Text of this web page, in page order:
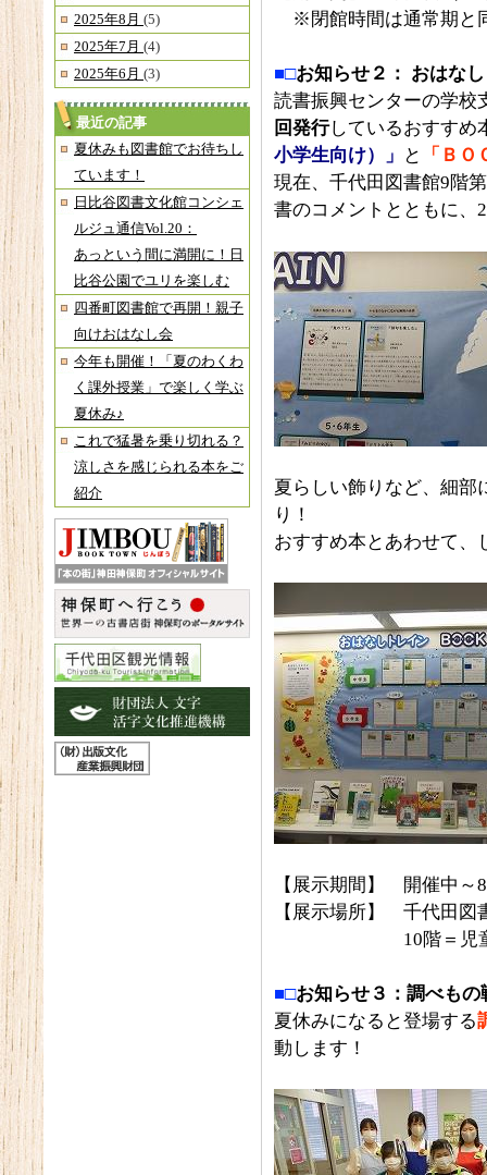
2025年8月 (5)
2025年7月 (4)
2025年6月 (3)
最近の記事
夏休みも図書館でお待ちし
ています！
日比谷図書文化館コンシェ
ルジュ通信Vol.20：
あっという間に満開に！日
比谷公園でユリを楽しむ
四番町図書館で再開！親子
向けおはなし会
今年も開催！「夏のわくわ
く課外授業」で楽しく学ぶ
夏休み♪
これで猛暑を乗り切れる？
涼しさを感じられる本をご
紹介
※閉館時間は通常期と
■□お知らせ２： おはな
読書振興センターの学校
回発行しているおすすめ
小学生向け）」
と
「ＢＯ
現在、千代田図書館9階
書のコメントとともに、
夏らしい飾りなど、細部
り！
おすすめ本とあわせて、
【展示期間】 開催中～
【展示場所】 千代田図
10階＝児童書コ
■□お知らせ３：調べもの
夏休みになると登場する
動します！